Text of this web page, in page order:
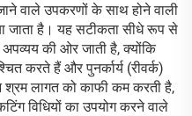
वाले उपकरणों के साथ होने वाली
जाता है। यह सटीकता सीधे रूप से
की ओर जाती है, क्योंकि
करते हैं और पुनर्कार्य (रीवर्क)
लागत को काफी कम करती है,
विधियों का उपयोग करने वाले